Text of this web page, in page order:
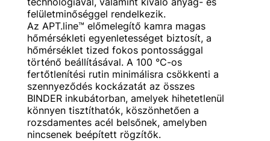
felületminőséggel rendelkezik.
Az APT.line™ előmelegítő kamra magas
hőmérsékleti egyenletességet biztosít, a
hőmérséklet tized fokos pontossággal
történő beállításával. A 100 °C-os
fertőtlenítési rutin minimálisra csökkenti a
szennyeződés kockázatát az összes
BINDER inkubátorban, amelyek hihetetlenül
könnyen tisztíthatók, köszönhetően a
rozsdamentes acél belsőnek, amelyben
nincsenek beépített rögzítők.